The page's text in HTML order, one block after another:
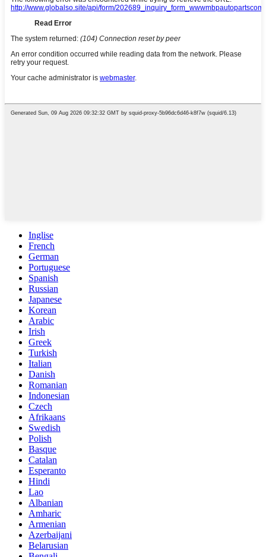
Inglise
French
German
Portuguese
Spanish
Russian
Japanese
Korean
Arabic
Irish
Greek
Turkish
Italian
Danish
Romanian
Indonesian
Czech
Afrikaans
Swedish
Polish
Basque
Catalan
Esperanto
Hindi
Lao
Albanian
Amharic
Armenian
Azerbaijani
Belarusian